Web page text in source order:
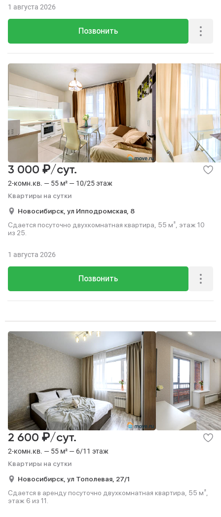
Позвонить
1 августа 2026
2-комн.кв. — 55 м² — 10/25 этаж
Квартиры на сутки
3 000 ₽/сут.
Новосибирск, ул Ипподромская, 8
Сдается посуточно двухкомнатная квартира, 55 м², этаж 10
из 25.
Позвонить
1 августа 2026
2-комн.кв. — 55 м² — 6/11 этаж
Квартиры на сутки
2 600 ₽/сут.
Новосибирск, ул Тополевая, 27/1
Сдается в аренду посуточно двухкомнатная квартира, 55 м²,
этаж 6 из 11.